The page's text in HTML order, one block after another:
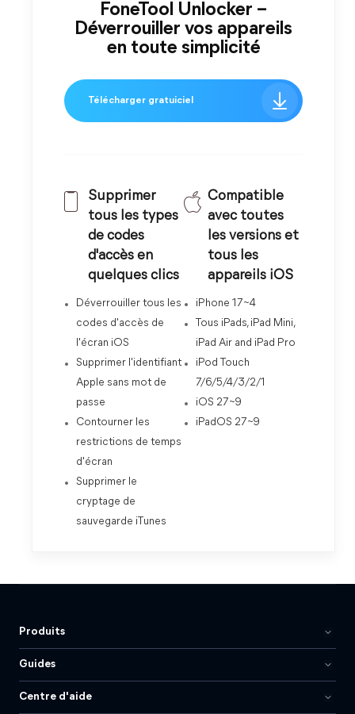
FoneTool Unlocker –
Déverrouiller vos appareils
en toute simplicité
Télécharger gratuiciel
Supprimer
tous les types
de codes
d'accès en
quelques clics
Déverrouiller tous les
codes d'accès de
l'écran iOS
Supprimer l'identifiant
Apple sans mot de
passe
Contourner les
restrictions de temps
d'écran
Supprimer le
cryptage de
sauvegarde iTunes
Compatible
avec toutes
les versions et
tous les
appareils iOS
iPhone 17~4
Tous iPads, iPad Mini,
iPad Air and iPad Pro
iPod Touch
7/6/5/4/3/2/1
iOS 27~9
iPadOS 27~9
Produits
Guides
Centre d'aide